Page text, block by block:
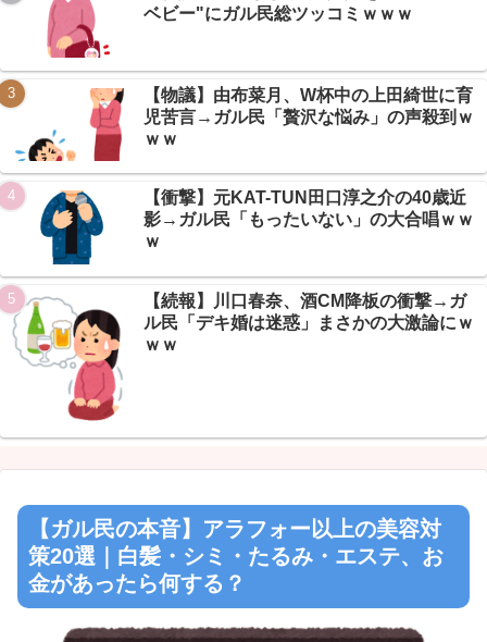
生活躍、復活の条件を全部並べたｗ NEW!
Powered by livedoor 相互RSS
ベビー"にガル民総ツッコミｗｗｗ
【物議】由布菜月、W杯中の上田綺世に育
児苦言→ガル民「贅沢な悩み」の声殺到ｗ
ｗｗ
【衝撃】元KAT-TUN田口淳之介の40歳近
影→ガル民「もったいない」の大合唱ｗｗ
ｗ
【続報】川口春奈、酒CM降板の衝撃→ガ
ル民「デキ婚は迷惑」まさかの大激論にｗ
ｗｗ
【ガル民の本音】アラフォー以上の美容対
策20選｜白髪・シミ・たるみ・エステ、お
金があったら何する？